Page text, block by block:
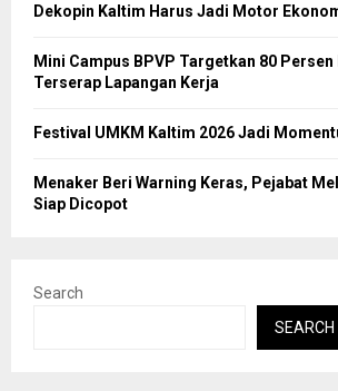
Dekopin Kaltim Harus Jadi Motor
Mini Campus BPVP Targetkan 80 Persen
Terserap Lapangan Kerja
Festival UMKM Kaltim 2026 Jadi
Menaker Beri Warning Keras, Pejabat
Siap Dicopot
Search
SEARCH